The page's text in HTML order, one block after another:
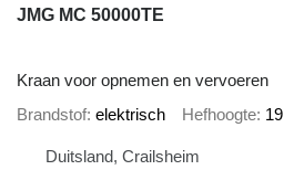
JMG MC 50000TE
Kraan voor opnemen en vervoeren
Brandstof elektrisch Hefhoogte
Duitsland, Crailsheim